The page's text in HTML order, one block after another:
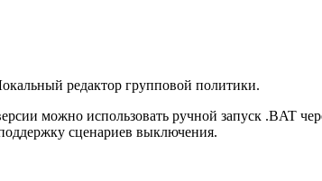
редактор групповой политики.
можно использовать ручной запуск .BAT
сценариев выключения.